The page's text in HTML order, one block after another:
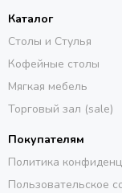
Каталог
Столы и Стулья
Кофейные столы
Мягкая мебель
Торговый зал (sale)
Покупателям
Политика
Пользовательское